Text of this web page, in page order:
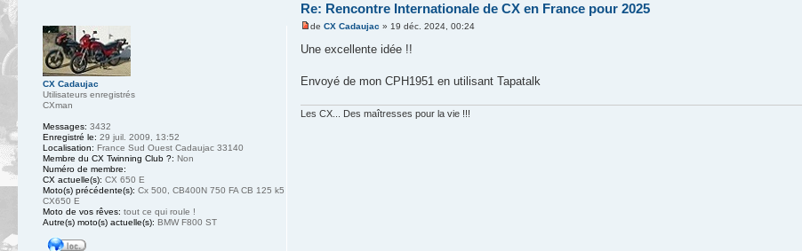
Re: Rencontre Internationale de CX en France pour 2025
deCX Cadaujac » 19 déc. 2024, 00:24
Une excellente idée !!
Envoyé de mon CPH1951 en utilisant Tapatalk
Les CX... Des maîtresses pour la vie !!!
CX Cadaujac
Utilisateurs enregistrés
CXman
Messages: 3432
Enregistré le: 29 juil. 2009, 13:52
Localisation: France Sud Ouest Cadaujac 33140
Membre du CX Twinning Club ?: Non
Numéro de membre:
CX actuelle(s): CX 650 E
Moto(s) précédente(s): Cx 500, CB400N 750 FA CB 125 k5
CX650 E
Moto de vos rêves: tout ce qui roule !
Autre(s) moto(s) actuelle(s): BMW F800 ST